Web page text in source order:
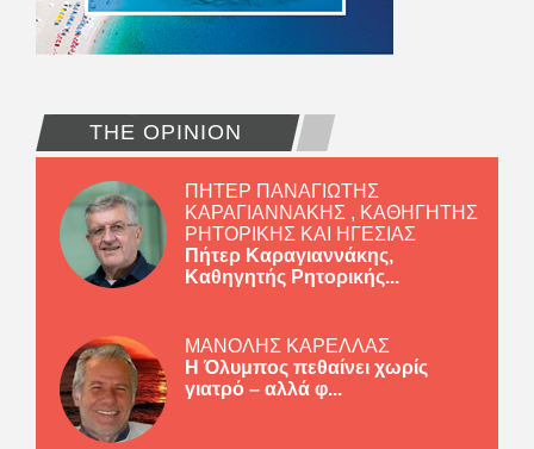
THE OPINION
ΠΗΤΕΡ ΠΑΝΑΓΙΩΤΗΣ
ΚΑΡΑΓΙΑΝΝΑΚΗΣ , ΚΑΘΗΓΗΤΗΣ
ΡΗΤΟΡΙΚΗΣ ΚΑΙ ΗΓΕΣΙΑΣ
Πήτερ Καραγιαννάκης,
Καθηγητής Ρητορικής...
ΜΑΝΟΛΗΣ ΚΑΡΕΛΛΑΣ
Η Όλυμπος πεθαίνει χωρίς
γιατρό – αλλά φ...